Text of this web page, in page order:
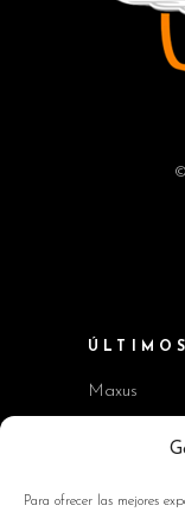
Para ofrecer las mejores
Maxus
Workshop